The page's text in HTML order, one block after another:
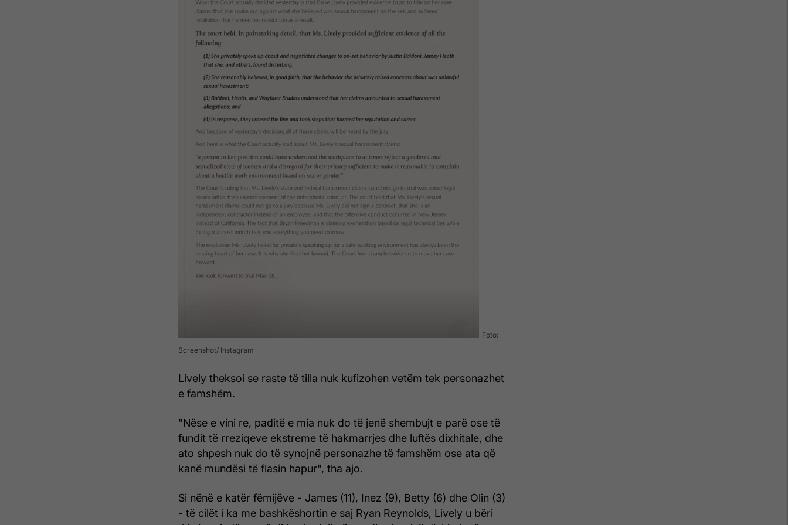
Foto:
Screenshot/ Instagram
Lively theksoi se raste të tilla nuk kufizohen vetëm tek personazhet
e famshëm.
"Nëse e vini re, paditë e mia nuk do të jenë shembujt e parë ose të
fundit të rreziqeve ekstreme të hakmarrjes dhe luftës dixhitale, dhe
ato shpesh nuk do të synojnë personazhe të famshëm ose ata që
kanë mundësi të flasin hapur", tha ajo.
Si nënë e katër fëmijëve - James (11), Inez (9), Betty (6) dhe Olin (3)
- të cilët i ka me bashkëshortin e saj Ryan Reynolds, Lively u bëri